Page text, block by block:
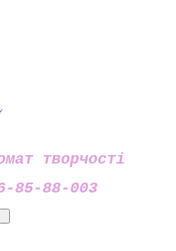
творчості
85-88-003